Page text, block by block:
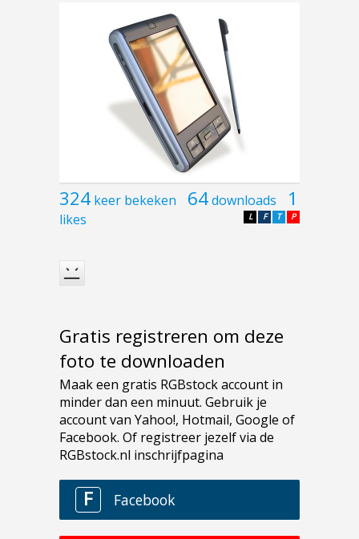
324 keer bekeken 64downloads 1
likes P
T
F
L
Gratis registreren om deze
foto te downloaden